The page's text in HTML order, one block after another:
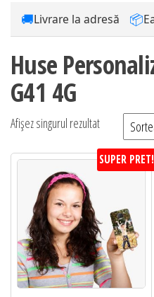
🚚Livrare la adresă 📦
Huse
G41 4G
Afișez singurul rezultat
SUPER PRET!